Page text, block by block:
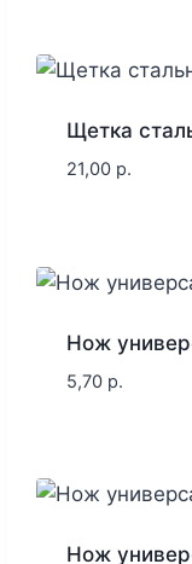
Щетка
21,00 р.
Нож
5,70 р.
Нож